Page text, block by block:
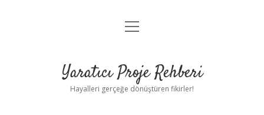
Anasayfa
Yasal Uyarı
menüyü
Yaratıcı Proje Rehberi
Hayalleri gerçeğe dönüştüren fikirler!